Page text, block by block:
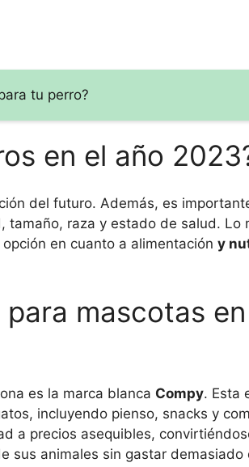
tu perro?
en el año
del futuro. Además, es
raza y estado de salud. Lo
en cuanto a alimentación y
mascotas en
es la marca blanca Compy. Esta
incluyendo pienso, snacks y
a precios asequibles,
sus animales sin gastar demasiado